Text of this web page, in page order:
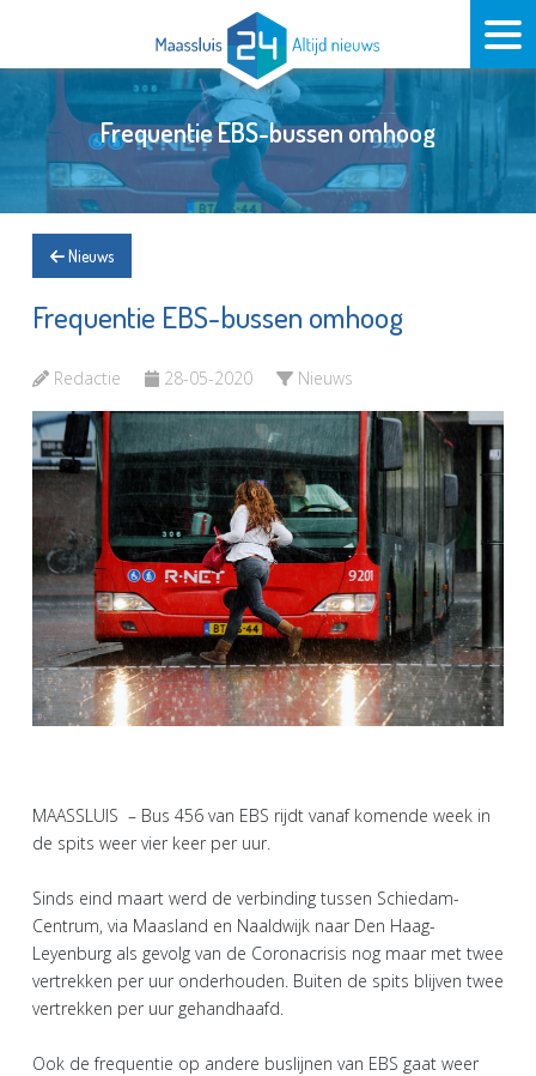
Frequentie EBS-bussen omhoog
Nieuws
Frequentie EBS-bussen omhoog
Redactie 28-05-2020 Nieuws
MAASSLUIS – Bus 456 van EBS rijdt vanaf komende week in
de spits weer vier keer per uur.
Sinds eind maart werd de verbinding tussen Schiedam-
Centrum, via Maasland en Naaldwijk naar Den Haag-
Leyenburg als gevolg van de Coronacrisis nog maar met twee
vertrekken per uur onderhouden. Buiten de spits blijven twee
vertrekken per uur gehandhaafd.
Ook de frequentie op andere buslijnen van EBS gaat weer